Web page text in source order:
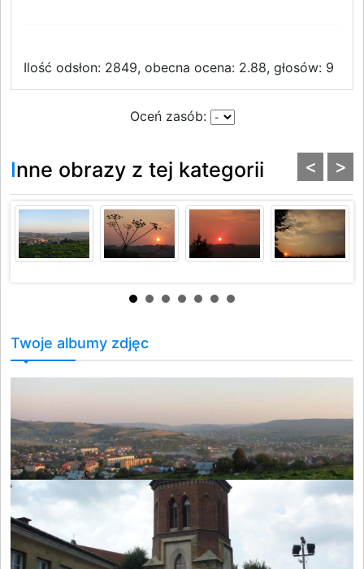
Ilość odsłon: 2849, obecna ocena: 2.88, głosów: 9
Oceń zasób:
Inne obrazy z tej kategorii < >
Twoje albumy zdjęc